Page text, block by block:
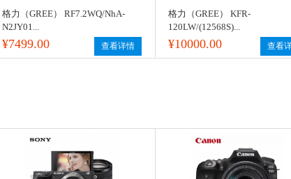
格力（GREE） RF7.2WQ/NhA-
N2JY01...
¥7499.00 查看详情
格力（GREE） KFR-
120LW/(12568S)...
¥10000.00 查看